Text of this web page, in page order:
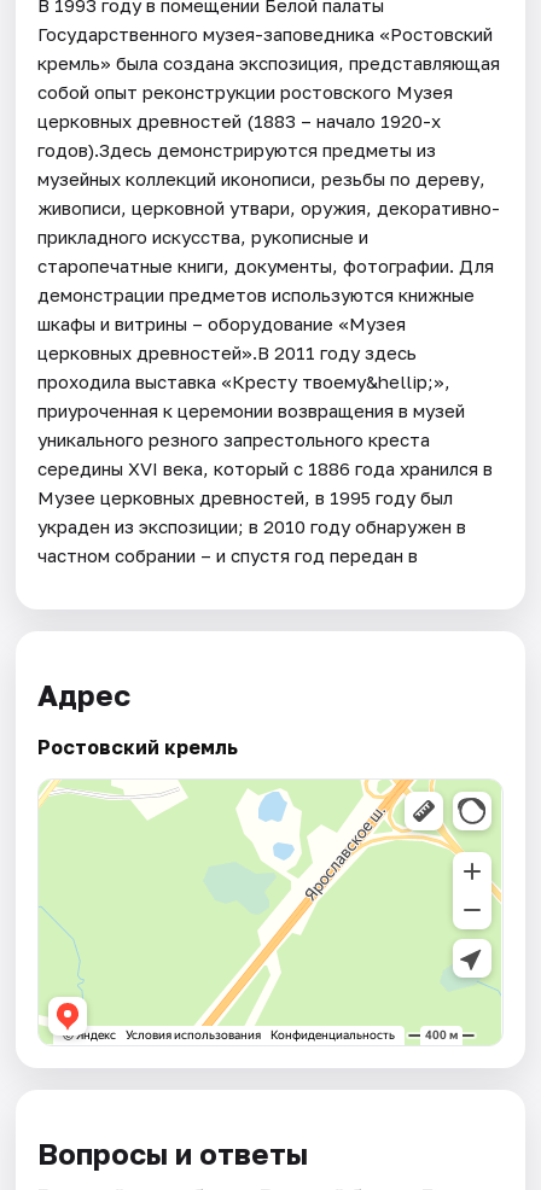
В 1993 году в помещении Белой палаты
Государственного музея-заповедника «Ростовский
кремль» была создана экспозиция, представляющая
собой опыт реконструкции ростовского Музея
церковных древностей (1883 – начало 1920-х
годов).Здесь демонстрируются предметы из
музейных коллекций иконописи, резьбы по дереву,
живописи, церковной утвари, оружия, декоративно-
прикладного искусства, рукописные и
старопечатные книги, документы, фотографии. Для
демонстрации предметов используются книжные
шкафы и витрины – оборудование «Музея
церковных древностей».В 2011 году здесь
проходила выставка «Кресту твоему&hellip;»,
приуроченная к церемонии возвращения в музей
уникального резного запрестольного креста
середины XVI века, который с 1886 года хранился в
Музее церковных древностей, в 1995 году был
украден из экспозиции; в 2010 году обнаружен в
частном собрании – и спустя год передан в
Адрес
Ростовский кремль
Вопросы и ответы